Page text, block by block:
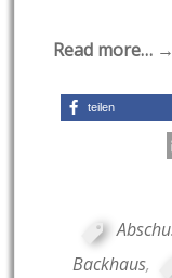
Read more… →
teilen
Backhaus,